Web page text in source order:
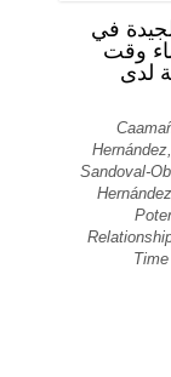
في
وقت
لدى
Sandoval-